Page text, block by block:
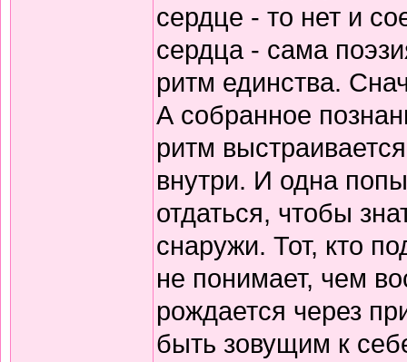
сердце - то нет и
сердца - сама
ритм единства.
А собранное
ритм
внутри. И одна
отдаться, чтобы
снаружи. Тот, кто
не понимает, чем
рождается через
быть зовущим к